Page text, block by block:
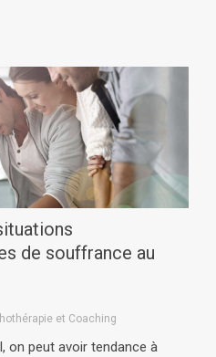
de souffrance au
et Coaching
on peut avoir tendance à